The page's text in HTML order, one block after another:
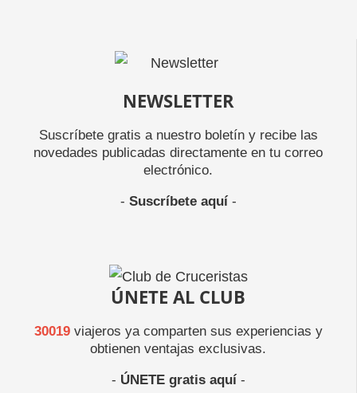
NEWSLETTER
Suscríbete gratis a nuestro boletín y recibe las
novedades publicadas directamente en tu correo
electrónico.
- Suscríbete aquí-
ÚNETE AL CLUB
30019viajeros ya comparten sus experiencias y
obtienen ventajas exclusivas.
- ÚNETE gratis aquí-